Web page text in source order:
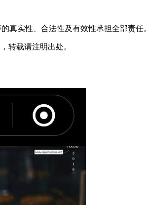
真实性、合法性及有效性承担全部责任。
转载请注明出处。